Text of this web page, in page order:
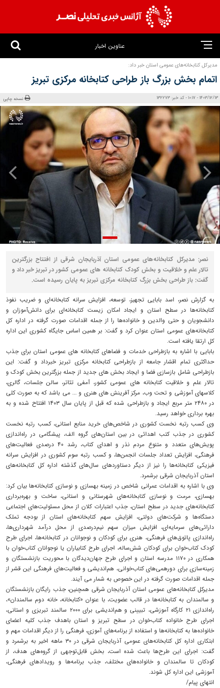
عناوین اخبار
مدیرکل کتابخانه‌های عمومی استان خبر داد:
اتمام بخش بزرگ باز طراحی کتابخانه مرکزی تبریز
1403/12/13 - 10:17 - کد خبر: 132273 نسخه چاپی
نصر: مدیرکل کتابخانه‌های عمومی استان آذربایجان شرقی از افتتاح بزرگترین
تالار علم و خلاقیت و بخش کودک کتابخانه های عمومی کشور در تبریز خبر داد و
گفت: باز طراحی بخش بزرگ کتابخانه مرکزی تبریز به پایان رسیده است.
به گزارش نصر، اسد بابایی تجهیز، توسعه، افزایش سرانه کتابخانه‌ای و ضریب نفوذ
کتابخانه‌ها در سطح استان و ایجاد امکان زیست کتابخانه‌ای برای دانش‌آموزان و
دانشجویان و حتی والدین و خانواده‌ها را از جمله اقدامات صورت گرفته در اداره کل
کتابخانه‌های عمومی استان عنوان کرد و گفت: بر همین اساس جایگاه کشوری این اداره
کل ارتقا یافته است.
بابایی با اشاره به بازطراحی خدمات و فضاهای کتابخانه های عمومی استان برای جذب
حداکثری تمام اقشار جامعه از بازطراحی کتابخانه مرکزی تبریز خبرداد و گفت: این
بازطراحی شامل بازسازی فضا و ایجاد بخش های جدید از جمله بزرگترین بخش کودک و
تالار علم و خلاقیت کتابخانه های عمومی کشور، آمفی تئاتر، سالن جلسات، گالری،
کلاسهای آموزشی و تحت وب، مرکز آفرینش های هنری و ... می باشد که به صورت کلی
در ۲۴۸۰ متر مربع ایجاد و بازطراحی شده که قبل از پایان سال ۱۴۰۳ افتتاح شده و به
بهره برداری خواهد رسید.
وی کسب رتبه نخست کشوری در شاخص‌های خرید منابع استانی، کسب رتبه نخست
کشوری در جذب کتب اهدائی در بین استان‌های گروه الف، پیشگامی در راه‌اندازی
پویش‌های متعدد و متنوع مردم نذر و اهدای کتاب، رشد ۴۰ درصدی فعالیت‌های
فرهنگی، افزایش تعداد جلسات انجمن‌ها، و کسب رتبه سوم کشوری در افزایش سرانه
فیزیکی کتابخانه‌ها را نیز از دیگر دستاوردهای سال‌های گذشته اداره کل کتابخانه‌های
استان آذربایجان شرقی برشمرد.
وی با اشاره به اقدامات عمرانی شاخص در زمینه بهسازی و نوسازی کتابخانه‌ها بیان کرد:
بهسازی، مرمت و نوسازی کتابخانه‌های شهرستانی و استانی، ساخت و بهره‌برداری
کتابخانه‌های جدید در سطح استان، جذب اعتبارات کلان از محل مسئولیت‌های اجتماعی
دستگاه‌ها و شرکت‌های دولتی، افزایش سهم کتابخانه‌های استان از بودجه تملک
دارائی‌های سرمایه‌ای، افزایش میزان سهم نیم‌درصدی از محل درآمد شهرداری‌ها،
راه‌اندازی پاتوق‌های فرهنگی، هنری برای کودکان و نوجوانان در کتابخانه‌ها، اجرای طرح
کودک کتاب‌خوان برای کودکان شش‌ساله، اجرای طرح کتابیاران یا نوجوانان کتاب‌خوان با
همکاری در ۱۱۷۰ مدرسه استان و اجرای طرح جهان‌دیدگان با محوریت بازنشستگان و
زمینه‌سازی برای دورهمی‌های کتاب‌خوانی، هم‌اندیشی و فعالیت‌های فرهنگی این قشر از
جمله اقدامات صورت گرفته در این خصوص به شمار می آیند.
مدیرکل کتابخانه‌های عمومی استان آذربایجان شرقی همچنین، جذب رایگان بازنشستگان
و سالمندان به کتابخانه‌ها در قالب عضویت، با عنوان «کتابخانه، خانه دوم سالمندان»،
راه‌اندازی ۲۱ کارگاه آموزشی، تبیینی و هم‌اندیشی برای ۲۰۰۰ سالمند تبریزی و استانی،
اجرای طرح خانواده کتاب‌خوان در سطح تبریز و استان باهدف جذب کلیه اعضای
خانواده‌ها به کتابخانه‌ها و استفاده از برنامه‌های آموزی، فرهنگی را از دیگر اقدامات مهم و
ابتکاری اداره کل کتابخانه‌های عمومی آذربایجان شرقی در ۳۰ ماهه اخیر به برشمرد و
گفت: اجرای این طرح‌ها باعث شده است، بخش قابل‌توجهی از گروه‌های هدف، از
کودکان تا سالمندان و خانواده‌های مختلف، جذب برنامه‌ها و رویدادهای فرهنگی،
آموزشی این اداره کل شوند.
انتهای پیام/